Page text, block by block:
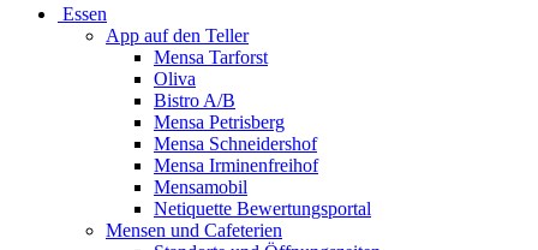
Essen
App auf den Teller
Mensa Tarforst
Oliva
Bistro A/B
Mensa Petrisberg
Mensa Schneidershof
Mensa Irminenfreihof
Mensamobil
Netiquette Bewertungsportal
Mensen und Cafeterien